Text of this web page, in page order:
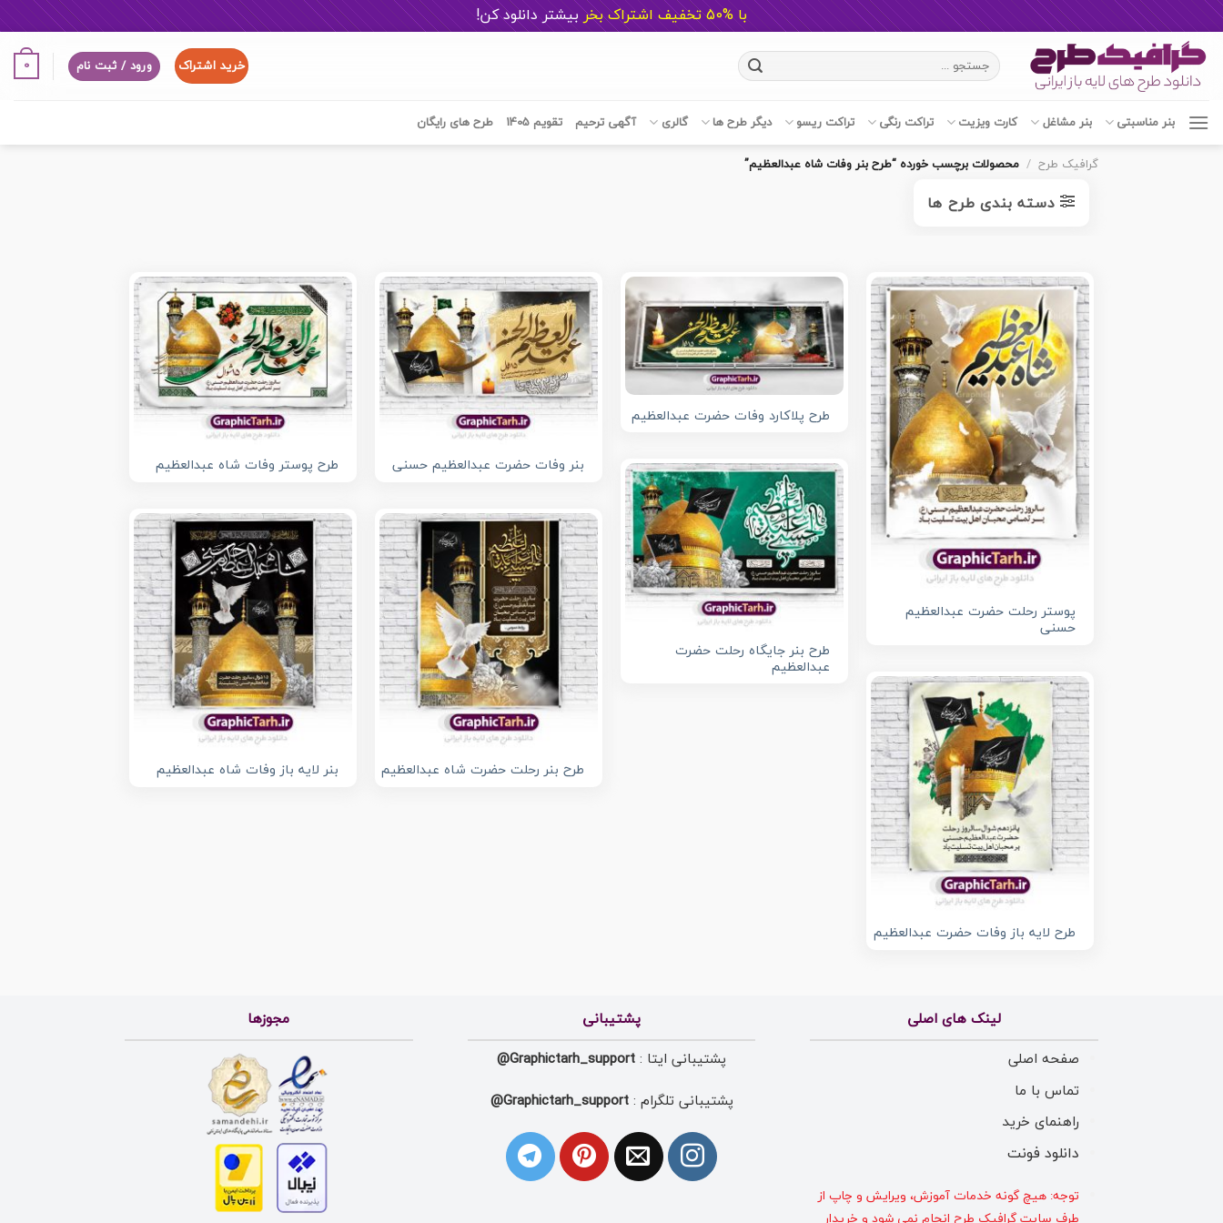
با %50 تخفیف اشتراک بخر بیشتر دانلود کن!
content
جستجو
برای:
خرید اشتراک ورود / ثبت نام 0
بنر مناسبتی بنر مشاغل کارت ویزیت تراکت رنگی تراکت ریسو دیگر طرح ها گالری آگهی ترحیم تقویم 1405 طرح های رایگان
گرافیک طرح / محصولات برچسب خورده “طرح بنر وفات شاه عبدالعظیم”
دسته بندی طرح ها
پوستر رحلت حضرت عبدالعظیم
حسنی
طرح پلاکارد وفات حضرت عبدالعظیم
بنر وفات حضرت عبدالعظیم حسنی طرح پوستر وفات شاه عبدالعظیم
طرح بنر جایگاه رحلت حضرت
عبدالعظیم
طرح بنر رحلت حضرت شاه عبدالعظیم بنر لایه باز وفات شاه عبدالعظیم
طرح لایه باز وفات حضرت عبدالعظیم
لینک های اصلی
صفحه اصلی
تماس با ما
راهنمای خرید
دانلود فونت
توجه: هیچ گونه خدمات آموزش، ویرایش و چاپ از
طرف سایت گرافیک طرح انجام نمی شود و خریدار
پشتیبانی
پشتیبانی ایتا : Graphictarh_support@
پشتیبانی تلگرام :Graphictarh_support@
مجوزها